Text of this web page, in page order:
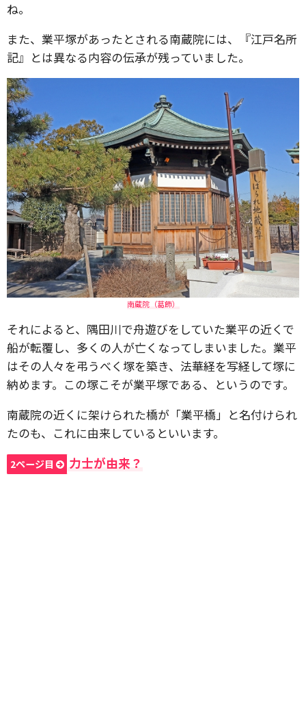
ね。
また、業平塚があったとされる南蔵院には、『江戸名所
記』とは異なる内容の伝承が残っていました。
南蔵院（葛飾）
それによると、隅田川で舟遊びをしていた業平の近くで
船が転覆し、多くの人が亡くなってしまいました。業平
はその人々を弔うべく塚を築き、法華経を写経して塚に
納めます。この塚こそが業平塚である、というのです。
南蔵院の近くに架けられた橋が「業平橋」と名付けられ
たのも、これに由来しているといいます。
2ページ目 力士が由来？